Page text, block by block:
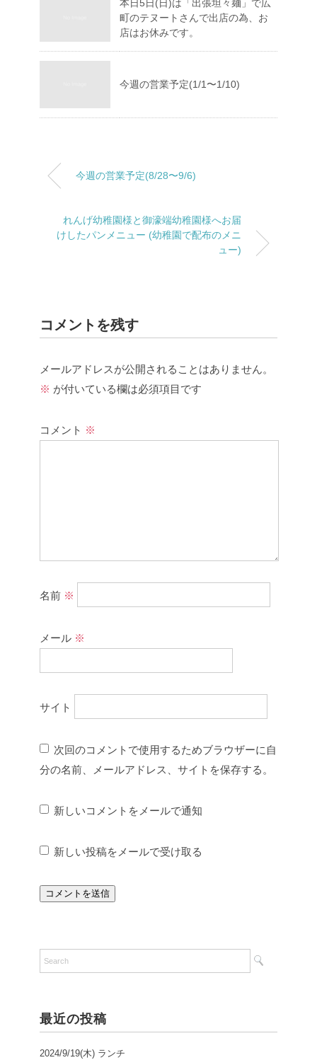
本日5日(日)は「出張坦々麺」で広
町のテヌートさんで出店の為、お
店はお休みです。
今週の営業予定(1/1〜1/10)
今週の営業予定(8/28〜9/6)
れんげ幼稚園様と御濠端幼稚園様へお届
けしたパンメニュー (幼稚園で配布のメニ
ュー)
コメントを残す
メールアドレスが公開されることはありません。
※ が付いている欄は必須項目です
コメント ※
名前 ※
メール ※
サイト
次回のコメントで使用するためブラウザーに自
分の名前、メールアドレス、サイトを保存する。
新しいコメントをメールで通知
新しい投稿をメールで受け取る
最近の投稿
2024/9/19(木) ランチ